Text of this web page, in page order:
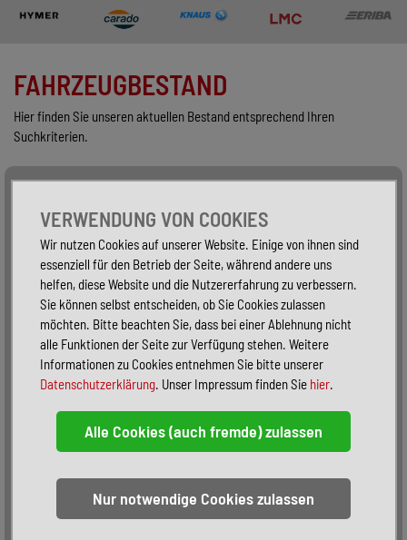
UNTERNEHMEN
FAHRZEUGBESTAND
Hier finden Sie unseren aktuellen Bestand entsprechend Ihren
Suchkriterien.
Alle Fahrzeuge
VERWENDUNG VON COOKIES
Wir nutzen Cookies auf unserer Website. Einige von ihnen sind
essenziell für den Betrieb der Seite, während andere uns
helfen, diese Website und die Nutzererfahrung zu verbessern.
Sie können selbst entscheiden, ob Sie Cookies zulassen
möchten. Bitte beachten Sie, dass bei einer Ablehnung nicht
alle Funktionen der Seite zur Verfügung stehen. Weitere
Informationen zu Cookies entnehmen Sie bitte unserer
Datenschutzerklärung. Unser Impressum finden Sie hier.